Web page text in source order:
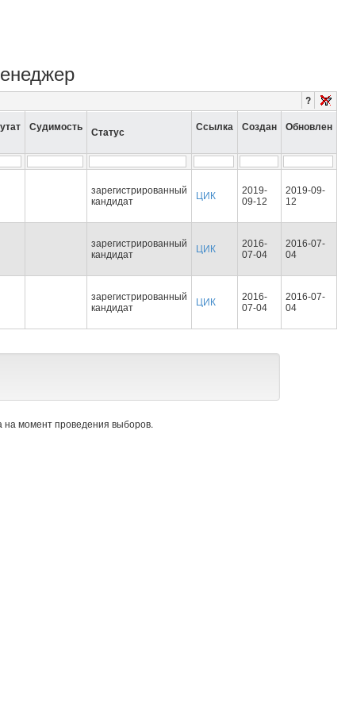
?
Судимость Статус Ссылка Создан Обновлен
зарегистрированный
кандидат
ЦИК
2019-
09-12
2019-09-
12
зарегистрированный
кандидат
ЦИК
2016-
07-04
2016-07-
04
зарегистрированный
кандидат
ЦИК
2016-
07-04
2016-07-
04
момент проведения выборов.